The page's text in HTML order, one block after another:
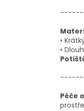
•
•
Péče